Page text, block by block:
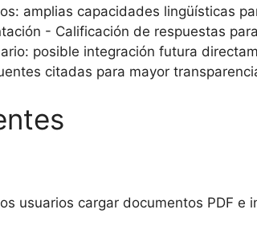
amplias capacidades lingüísticas
- Calificación de respuestas
posible integración futura
citadas para mayor
usuarios cargar documentos PDF